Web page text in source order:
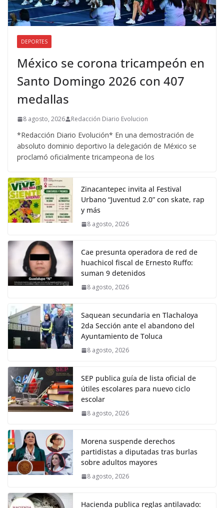
DEPORTES
México se corona tricampeón en
Santo Domingo 2026 con 407
medallas
8 agosto, 2026 Redacción Diario Evolucion
*Redacción Diario Evolución* En una demostración de
absoluto dominio deportivo la delegación de México se
proclamó oficialmente tricampeona de los
Zinacantepec invita al Festival
Urbano “Juventud 2.0” con skate, rap
y más
8 agosto, 2026
Cae presunta operadora de red de
huachicol fiscal de Ernesto Ruffo:
suman 9 detenidos
8 agosto, 2026
Saquean secundaria en Tlachaloya
2da Sección ante el abandono del
Ayuntamiento de Toluca
8 agosto, 2026
SEP publica guía de lista oficial de
útiles escolares para nuevo ciclo
escolar
8 agosto, 2026
Morena suspende derechos
partidistas a diputadas tras burlas
sobre adultos mayores
8 agosto, 2026
Hacienda publica reglas antilavado: